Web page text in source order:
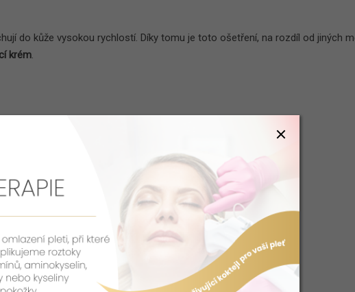
do kůže vysokou rychlostí. Díky tomu je toto ošetření, na rozdíl od jiných
krém.